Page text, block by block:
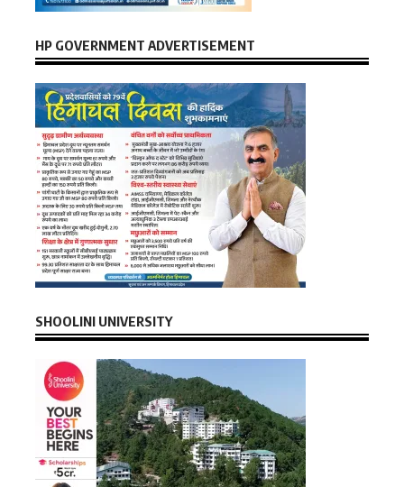
HP GOVERNMENT ADVERTISEMENT
SHOOLINI UNIVERSITY